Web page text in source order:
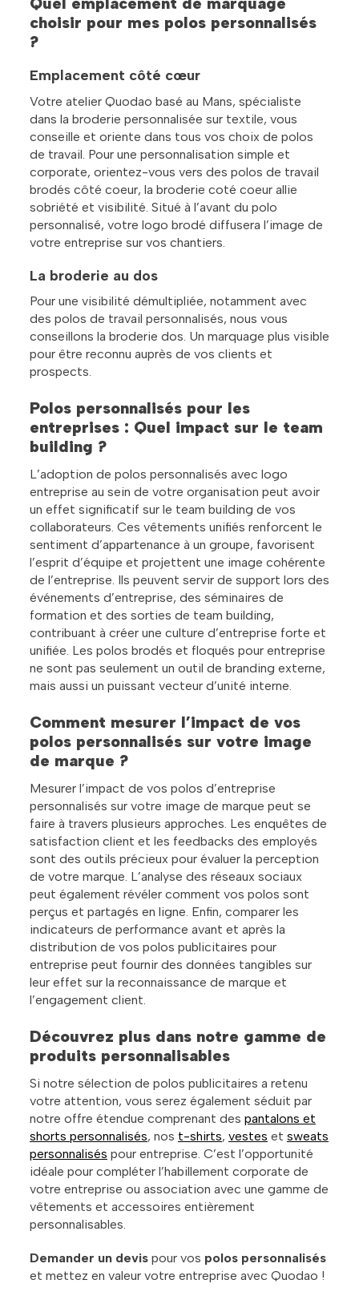
choisir pour mes polos personnalisés
?
Emplacement côté cœur
Votre atelier Quodao basé au Mans, spécialiste
dans la broderie personnalisée sur textile, vous
conseille et oriente dans tous vos choix de polos
de travail. Pour une personnalisation simple et
corporate, orientez-vous vers des polos de travail
brodés côté coeur, la broderie coté coeur allie
sobriété et visibilité. Situé à l’avant du polo
personnalisé, votre logo brodé diffusera l’image de
votre entreprise sur vos chantiers.
La broderie au dos
Pour une visibilité démultipliée, notamment avec
des polos de travail personnalisés, nous vous
conseillons la broderie dos. Un marquage plus visible
pour être reconnu auprès de vos clients et
prospects.
Polos personnalisés pour les
entreprises : Quel impact sur le team
building ?
L’adoption de polos personnalisés avec logo
entreprise au sein de votre organisation peut avoir
un effet significatif sur le team building de vos
collaborateurs. Ces vêtements unifiés renforcent le
sentiment d’appartenance à un groupe, favorisent
l’esprit d’équipe et projettent une image cohérente
de l’entreprise. Ils peuvent servir de support lors des
événements d’entreprise, des séminaires de
formation et des sorties de team building,
contribuant à créer une culture d’entreprise forte et
unifiée. Les polos brodés et floqués pour entreprise
ne sont pas seulement un outil de branding externe,
mais aussi un puissant vecteur d’unité interne.
Comment mesurer l’impact de vos
polos personnalisés sur votre image
de marque ?
Mesurer l’impact de vos polos d’entreprise
personnalisés sur votre image de marque peut se
faire à travers plusieurs approches. Les enquêtes de
satisfaction client et les feedbacks des employés
sont des outils précieux pour évaluer la perception
de votre marque. L’analyse des réseaux sociaux
peut également révéler comment vos polos sont
perçus et partagés en ligne. Enfin, comparer les
indicateurs de performance avant et après la
distribution de vos polos publicitaires pour
entreprise peut fournir des données tangibles sur
leur effet sur la reconnaissance de marque et
l’engagement client.
Découvrez plus dans notre gamme de
produits personnalisables
Si notre sélection de polos publicitaires a retenu
votre attention, vous serez également séduit par
notre offre étendue comprenant des pantalons et
shorts personnalisés, nos t-shirts, vestes et sweats
personnalisés pour entreprise. C’est l’opportunité
idéale pour compléter l’habillement corporate de
votre entreprise ou association avec une gamme de
vêtements et accessoires entièrement
personnalisables.
Demander un devis pour vos polos personnalisés
et mettez en valeur votre entreprise avec Quodao !